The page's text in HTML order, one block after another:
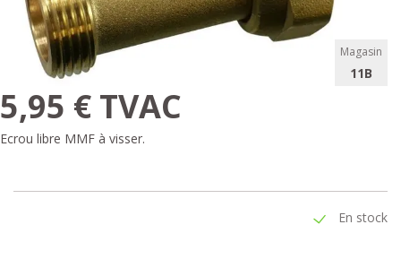
Magasin
11B
5,95 € TVAC
Ecrou libre MMF à visser.
En stock